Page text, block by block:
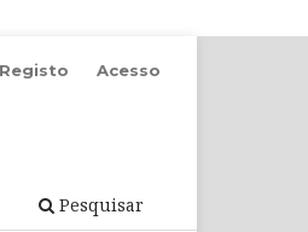
Pesquisar
Registo Acesso